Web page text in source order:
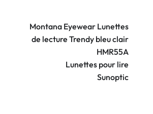
Montana Eyewear Lunettes
de lecture Trendy bleu clair
HMR55A
Lunettes pour lire
Sunoptic